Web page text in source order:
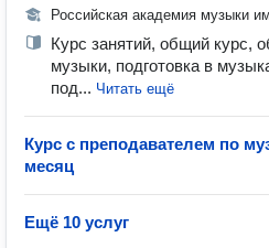
Российская академия музыки
Курс занятий, общий курс,
музыки, подготовка в
под... Читать ещё
Курс с преподавателем по
месяц
Ещё 10 услуг